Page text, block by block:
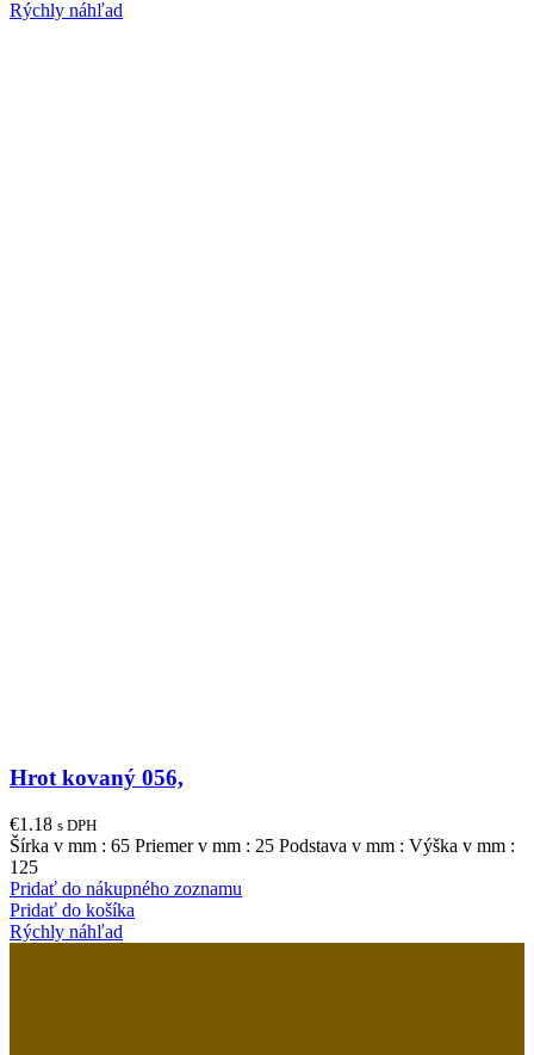
Rýchly náhľad
Hrot kovaný 056,
€1.18 s DPH
Šírka v mm : 65 Priemer v mm : 25 Podstava v mm : Výška v mm :
125
Pridať do nákupného zoznamu
Pridať do košíka
Rýchly náhľad